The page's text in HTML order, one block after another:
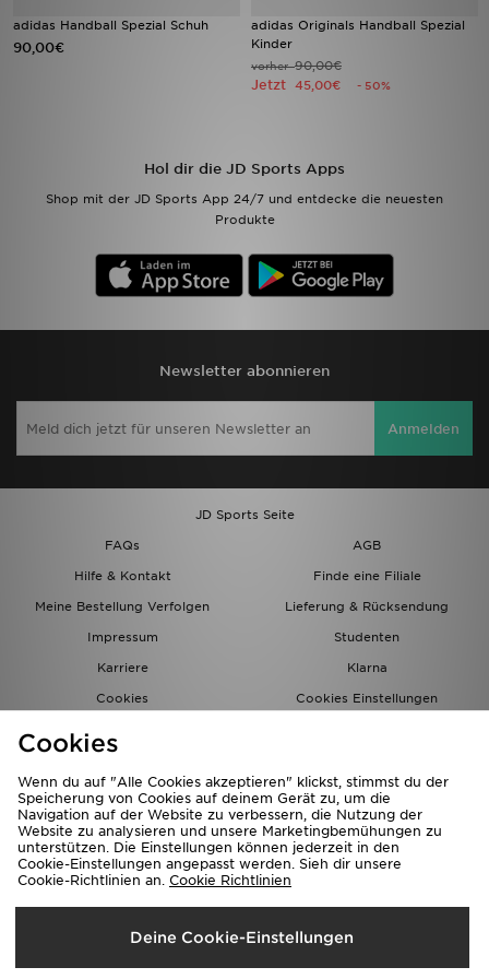
adidas Handball Spezial Schuh
90,00€
adidas Originals Handball Spezial
Kinder
vorher90,00€
Jetzt 45,00€ - 50%
Hol dir die JD Sports Apps
Shop mit der JD Sports App 24/7 und entdecke die neuesten
Produkte
Newsletter abonnieren
Anmelden
JD Sports Seite
FAQs
AGB
Hilfe & Kontakt
Finde eine Filiale
Meine Bestellung Verfolgen
Lieferung & Rücksendung
Impressum
Studenten
Karriere
Klarna
Cookies
Cookies Einstellungen
Lieferung Nach
Deutschland
Filialfinder
Geschenkgutschein
Studenten
Cookies
Wenn du auf "Alle Cookies akzeptieren" klickst, stimmst du der
Speicherung von Cookies auf deinem Gerät zu, um die
Navigation auf der Website zu verbessern, die Nutzung der
Website zu analysieren und unsere Marketingbemühungen zu
unterstützen. Die Einstellungen können jederzeit in den
Cookie-Einstellungen angepasst werden. Sieh dir unsere
Cookie-Richtlinien an. Cookie Richtlinien
Deine Cookie-Einstellungen